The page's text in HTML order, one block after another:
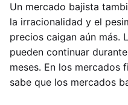
Un mercado bajista
la irracionalidad y el
precios caigan aún más.
pueden continuar
meses. En los mercados
sabe que los mercados